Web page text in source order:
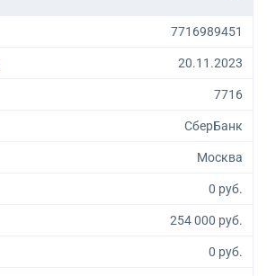
7716989451
20.11.2023
7716
СберБанк
Москва
0 руб.
254 000 руб.
0 руб.